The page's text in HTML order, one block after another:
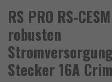
RS PRO RS-
robusten
Stecker 16A